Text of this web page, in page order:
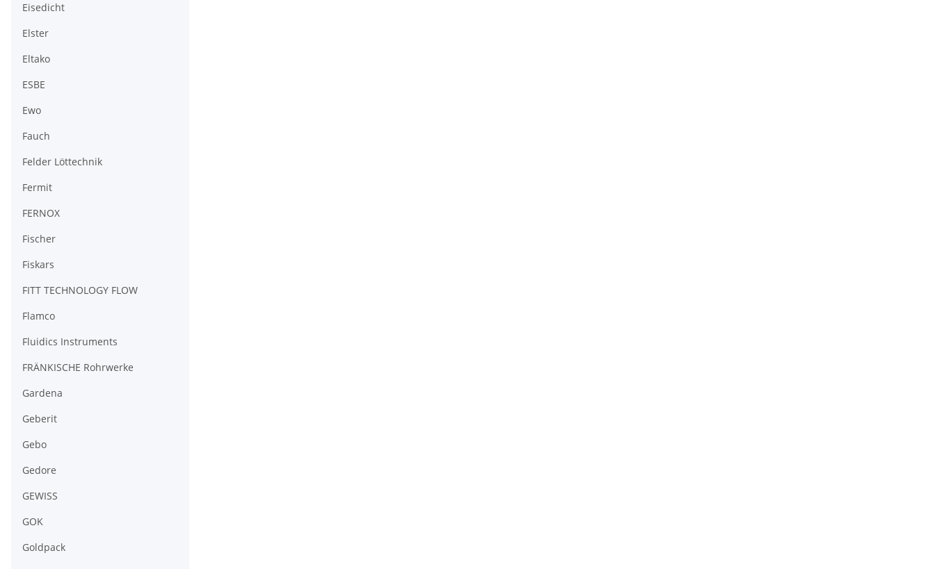
Eisedicht
Elster
Eltako
ESBE
Ewo
Fauch
Felder Löttechnik
Fermit
FERNOX
Fischer
Fiskars
FITT TECHNOLOGY FLOW
Flamco
Fluidics Instruments
FRÄNKISCHE Rohrwerke
Gardena
Geberit
Gebo
Gedore
GEWISS
GOK
Goldpack